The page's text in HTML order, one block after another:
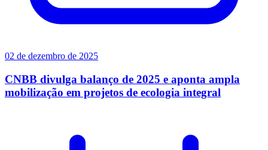
02 de dezembro de 2025
CNBB divulga balanço de 2025 e aponta ampla
mobilização em projetos de ecologia integral